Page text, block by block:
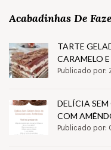
Acabadinhas De
TARTE
CARAMELO
Publicado por:
DELÍCIA
COM
Publicado por: